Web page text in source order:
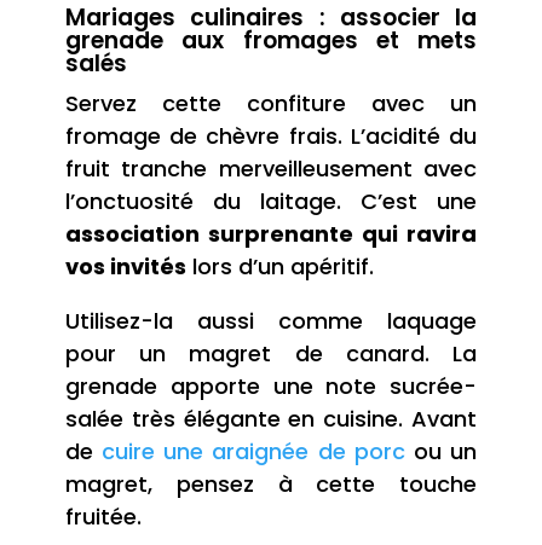
Mariages culinaires : associer la
grenade aux fromages et mets
salés
Servez cette confiture avec un
fromage de chèvre frais. L’acidité du
fruit tranche merveilleusement avec
l’onctuosité du laitage. C’est une
association surprenante qui ravira
vos invités lors d’un apéritif.
Utilisez-la aussi comme laquage
pour un magret de canard. La
grenade apporte une note sucrée-
salée très élégante en cuisine. Avant
de cuire une araignée de porc ou un
magret, pensez à cette touche
fruitée.